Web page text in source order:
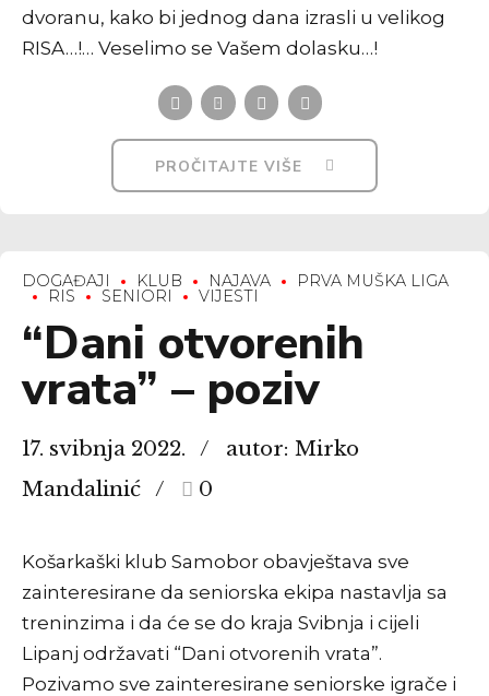
dvoranu, kako bi jednog dana izrasli u velikog
RISA…!… Veselimo se Vašem dolasku…!
PROČITAJTE VIŠE
DOGAĐAJI KLUB NAJAVA PRVA MUŠKA LIGA
RIS SENIORI VIJESTI
“Dani otvorenih
vrata” – poziv
17. svibnja 2022.
autor: Mirko
Mandalinić
0
Košarkaški klub Samobor obavještava sve
zainteresirane da seniorska ekipa nastavlja sa
treninzima i da će se do kraja Svibnja i cijeli
Lipanj održavati “Dani otvorenih vrata”.
Pozivamo sve zainteresirane seniorske igrače i